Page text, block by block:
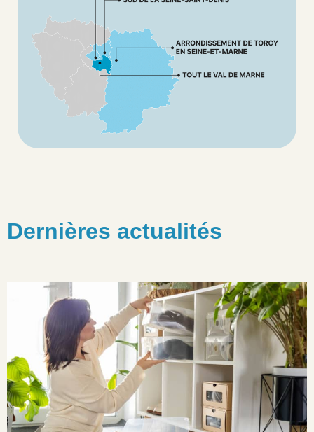
Dernières actualités